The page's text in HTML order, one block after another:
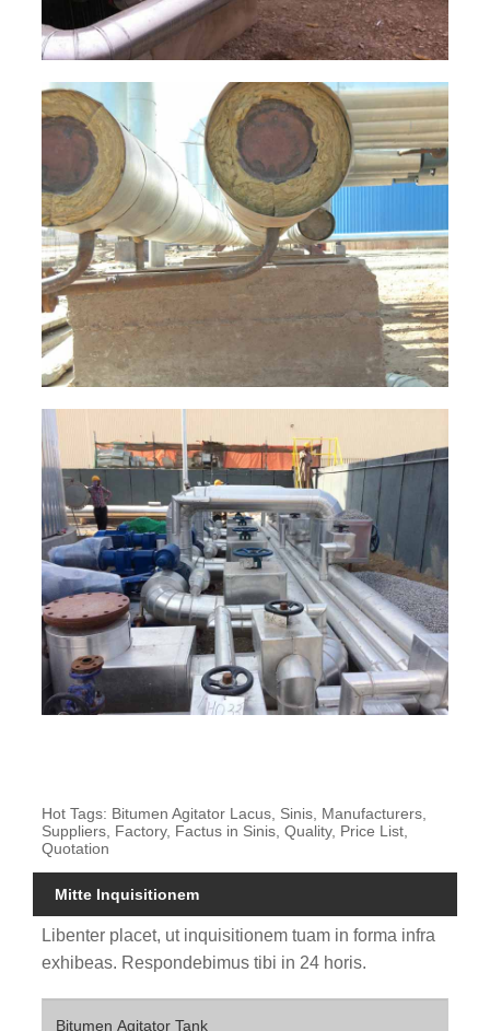
Hot Tags: Bitumen Agitator Lacus, Sinis, Manufacturers,
Suppliers, Factory, Factus in Sinis, Quality, Price List,
Quotation
Mitte Inquisitionem
Libenter placet, ut inquisitionem tuam in forma infra
exhibeas. Respondebimus tibi in 24 horis.